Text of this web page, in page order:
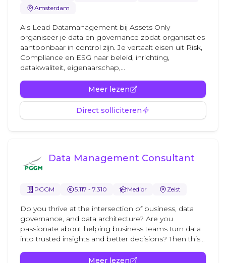
Amsterdam
Als Lead Datamanagement bij Assets Only
organiseer je data en governance zodat organisaties
aantoonbaar in control zijn. Je vertaalt eisen uit Risk,
Compliance en ESG naar beleid, inrichting,
datakwaliteit, eigenaarschap,...
Meer lezen
Direct solliciteren
Data Management Consultant
PGGM 5.117 - 7.310 Medior Zeist
Do you thrive at the intersection of business, data
governance, and data architecture? Are you
passionate about helping business teams turn data
into trusted insights and better decisions? Then this...
Meer lezen